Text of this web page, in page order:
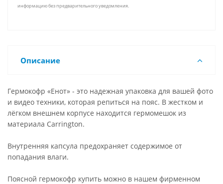
информацию без предварительного уведомления.
Описание
Гермокофр «Енот» - это надежная упаковка для вашей фото
и видео техники, которая репиться на пояс. В жестком и
лёгком внешнем корпусе находится гермомешок из
материала Carrington.
Внутренняя капсула предохраняет содержимое от
попадания влаги.
Поясной гермокофр купить можно в нашем фирменном